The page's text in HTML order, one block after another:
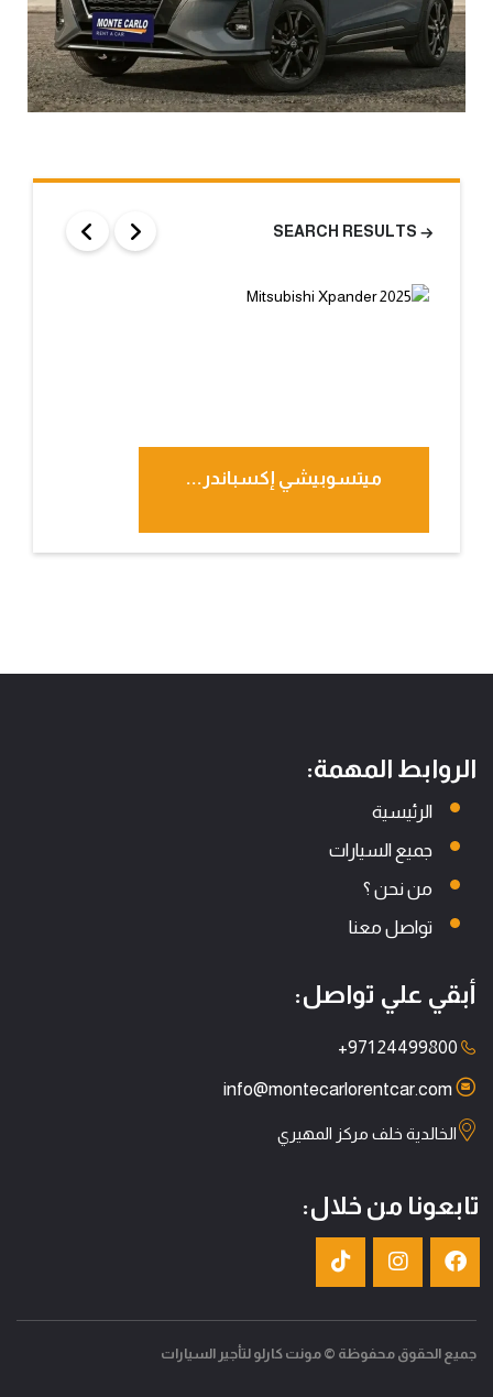
ميتسوبيشي إكسباندر...
الروابط المهمة:
الرئيسية
جميع السيارات
من نحن ؟
تواصل معنا
أبقي علي تواصل:
+971 24499800
info@montecarlorentcar.com
الخالدية خلف مركز المهيري
تابعونا من خلال:
جميع الحقوق محفوظة © مونت كارلو لتأجير السيارات